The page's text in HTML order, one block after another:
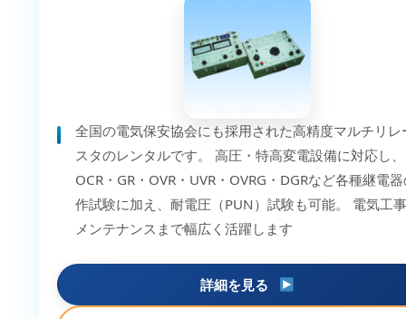
全国の電気保安協会にも採用された高精度マルチリレ
スタのレンタルです。 高圧・特高変電設備に対応し、
OCR・GR・OVR・UVR・OVRG・DGRなど各種継電
作試験に加え、耐電圧（PUN）試験も可能。 電気工
メンテナンスまで幅広く活躍します
詳細を見る